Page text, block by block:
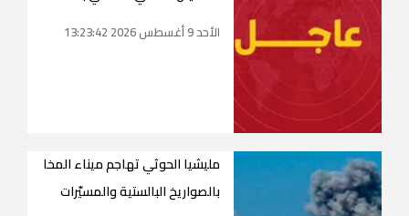
الأحد 9 أغسطس 2026 13:23:42
مليشيا الحوثي تهاجم ميناء المخا
بالصواريخ البالستية والمسيّرات